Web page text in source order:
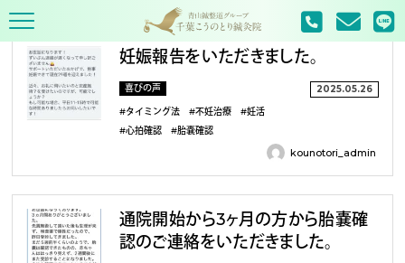
TOP タグ : タイミング法
妊娠報告をいただきました。
喜びの声
#タイミング法
#不妊治療
#妊活
#心拍確認
#胎嚢確認
2025.05.26
kounotori_admin
通院開始から3ヶ月の方から胎嚢確
認のご連絡をいただきました。